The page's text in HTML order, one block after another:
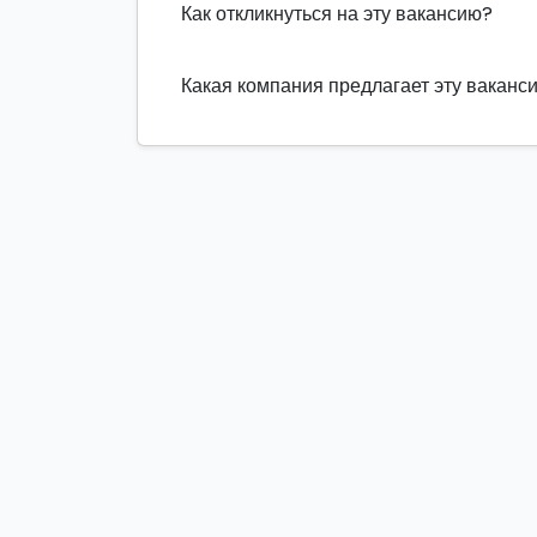
Как откликнуться на эту вакансию?
Какая компания предлагает эту